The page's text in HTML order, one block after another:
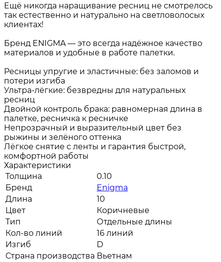
Ещё никогда наращивание ресниц не смотрелось
так естественно и натурально на светловолосых
клиентах!
Бренд ENIGMA — это всегда надёжное качество
материалов и удобные в работе палетки.
Ресницы упругие и эластичные: без заломов и
потери изгиба
Ультра-лёгкие: безвредны для натуральных
ресниц
Двойной контроль брака: равномерная длина в
палетке, ресничка к ресничке
Непрозрачный и выразительный цвет без
рыжины и зелёного оттенка
Лёгкое снятие с ленты и гарантия быстрой,
комфортной работы
Характеристики
Толщина
0.10
Бренд
Enigma
Длина
10
Цвет
Коричневые
Тип
Отдельные длины
Кол-во линий
16 линий
Изгиб
D
Страна производства Вьетнам